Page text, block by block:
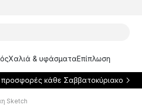
Χαλιά & υφάσματαΕπίπλωση
κάθε Σαββατοκύριακο
Sketch